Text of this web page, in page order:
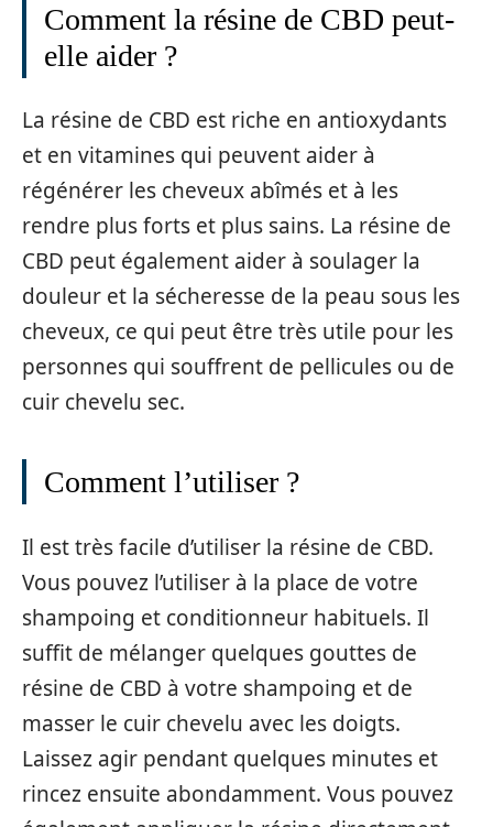
Comment la résine de CBD peut-
elle aider ?
La résine de CBD est riche en antioxydants
et en vitamines qui peuvent aider à
régénérer les cheveux abîmés et à les
rendre plus forts et plus sains. La résine de
CBD peut également aider à soulager la
douleur et la sécheresse de la peau sous les
cheveux, ce qui peut être très utile pour les
personnes qui souffrent de pellicules ou de
cuir chevelu sec.
Comment l’utiliser ?
Il est très facile d’utiliser la résine de CBD.
Vous pouvez l’utiliser à la place de votre
shampoing et conditionneur habituels. Il
suffit de mélanger quelques gouttes de
résine de CBD à votre shampoing et de
masser le cuir chevelu avec les doigts.
Laissez agir pendant quelques minutes et
rincez ensuite abondamment. Vous pouvez